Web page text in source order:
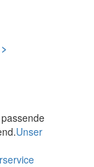
Unser